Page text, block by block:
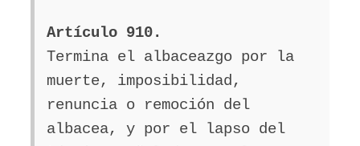
Artículo 910.
Termina el albaceazgo por la
muerte, imposibilidad,
renuncia o remoción del
albacea, y por el lapso del